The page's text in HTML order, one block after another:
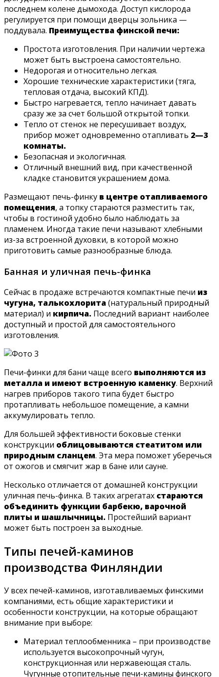
последнем колене дымохода. Доступ кислорода
регулируется при помощи дверцы зольника —
поддувала. Преимущества финской печи:
Простота изготовления. При наличии чертежа
может быть выстроена самостоятельно.
Недорогая и относительно легкая.
Хорошие технические характеристики (тяга,
тепловая отдача, высокий КПД).
Быстро нагревается, тепло начинает давать
сразу же за счет большой открытой топки.
Тепло от стенок не пересушивает воздух,
прибор может одновременно отапливать 2—3
комнаты.
Безопасная и экологичная.
Отличный внешний вид, при качественной
кладке становится украшением дома.
Размещают печь-финку в центре отапливаемого
помещения, а топку стараются разместить так,
чтобы в гостиной удобно было наблюдать за
пламенем. Иногда такие печи называют хлебными
из-за встроенной духовки, в которой можно
приготовить самые разнообразные блюда.
Банная и уличная печь-финка
Сейчас в продаже встречаются компактные печи из
чугуна, талькохлорита(натуральный природный
материал) и кирпича. Последний вариант наиболее
доступный и простой для самостоятельного
изготовления.
Печи-финки для бани чаще всего выполняются из
металла и имеют встроенную каменку. Верхний
нагрев приборов такого типа будет быстро
протапливать небольшое помещение, а камни
аккумулировать тепло.
Для большей эффективности боковые стенки
конструкции облицовываются стеатитом или
природным сланцем. Эта мера поможет уберечься
от ожогов и смягчит жар в бане или сауне.
Несколько отличается от домашней конструкции
уличная печь-финка. В таких агрегатах стараются
объединить функции барбекю, варочной
плиты и шашлычницы. Простейший вариант
может быть построен за выходные.
Типы печей-каминов
производства Финляндии
У всех печей-каминов, изготавливаемых финскими
компаниями, есть общие характеристики и
особенности конструкции, на которые обращают
внимание при выборе:
Материал теплообменника – при производстве
используется высокопрочный чугун,
конструкционная или нержавеющая сталь.
Чугунные отопительные печи-камины финского